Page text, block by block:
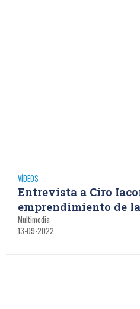
VÍDEOS
Entrevista a Ciro
emprendimiento de
Multimedia
13-09-2022